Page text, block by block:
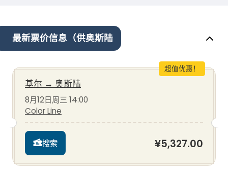
最新票价信息（供奥斯陆
超值优惠！
基尔 → 奥斯陆
8月12日周三 14:00
Color Line
搜索 ¥5,327.00